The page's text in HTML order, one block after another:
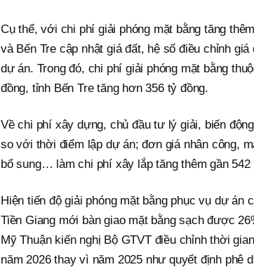
Cụ thể, với chi phí giải phóng mặt bằng tăng
và Bến Tre cập nhật giá đất, hệ số điều chỉnh
dự án. Trong đó, chi phí giải phóng mặt bằng
đồng, tỉnh Bến Tre tăng hơn 356 tỷ đồng.
Về chi phí xây dựng, chủ đầu tư lý giải, biến
so với thời điểm lập dự án; đơn giá nhân công,
bổ sung… làm chi phí xây lắp tăng thêm gần
Hiện tiến độ giải phóng mặt bằng phục vụ dự án
Tiền Giang mới bàn giao mặt bằng sạch được
Mỹ Thuận kiến nghị Bộ GTVT điều chỉnh thời
năm 2026 thay vì năm 2025 như quyết định phê